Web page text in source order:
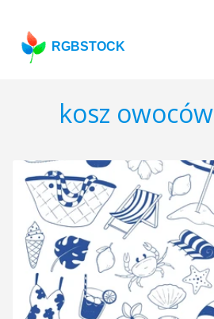
RGBSTOCK
kosz owoców